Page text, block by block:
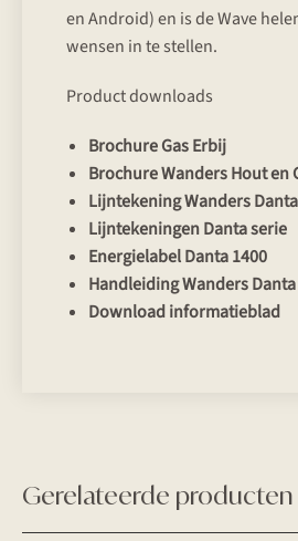
en Android) en is de Wave
wensen in te stellen.
Product downloads
Brochure Gas Erbij
Brochure Wanders Hout en
Lijntekening Wanders
Lijntekeningen Danta serie
Energielabel Danta 1400
Handleiding Wanders
Download informatieblad
Gerelateerde producten